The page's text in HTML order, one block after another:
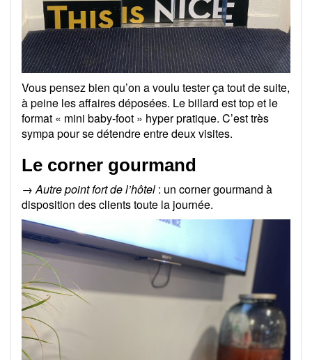
Vous pensez bien qu’on a voulu tester ça tout de suite,
à peine les affaires déposées. Le billard est top et le
format « mini baby-foot » hyper pratique. C’est très
sympa pour se détendre entre deux visites.
Le corner gourmand
→Autre point fort de l’hôtel : un corner gourmand à
disposition des clients toute la journée.